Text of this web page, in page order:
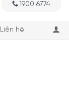
1900 6774
Liên hệ